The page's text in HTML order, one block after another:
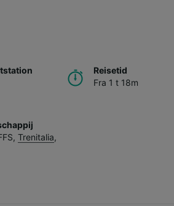
Reisetid
Fra 1 t 18m
, Trenitalia,